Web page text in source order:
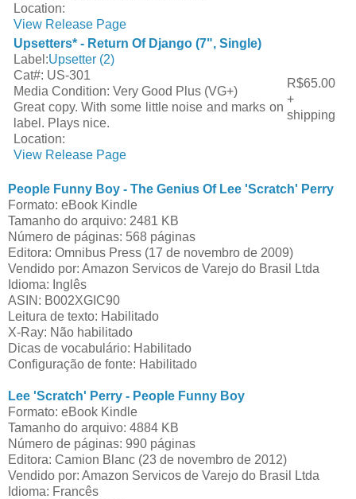
Location:
View Release Page
Upsetters* - Return Of Django (7", Single)
Label:Upsetter (2)
Cat#: US-301
Media Condition: Very Good Plus (VG+)
Great copy. With some little noise and marks on
label. Plays nice.
Location:
View Release Page
R$65.00
+
shipping
People Funny Boy - The Genius Of Lee 'Scratch' Perry
Formato: eBook Kindle
Tamanho do arquivo: 2481 KB
Número de páginas: 568 páginas
Editora: Omnibus Press (17 de novembro de 2009)
Vendido por: Amazon Servicos de Varejo do Brasil Ltda
Idioma: Inglês
ASIN: B002XGIC90
Leitura de texto: Habilitado
X-Ray: Não habilitado
Dicas de vocabulário: Habilitado
Configuração de fonte: Habilitado
Lee 'Scratch' Perry - People Funny Boy
Formato: eBook Kindle
Tamanho do arquivo: 4884 KB
Número de páginas: 990 páginas
Editora: Camion Blanc (23 de novembro de 2012)
Vendido por: Amazon Servicos de Varejo do Brasil Ltda
Idioma: Francês